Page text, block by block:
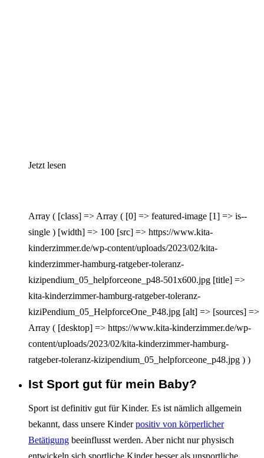
Jetzt lesen
Array ( [class] => Array ( [0] => featured-image [1] => is--
single ) [width] => 100 [src] => https://www.kita-
kinderzimmer.de/wp-content/uploads/2023/02/kita-
kinderzimmer-hamburg-ratgeber-toleranz-
kizipendium_05_helpforceone_p48-501x600.jpg [title] =>
kita-kinderzimmer-hamburg-ratgeber-toleranz-
kiziPendium_05_HelpforceOne_P48.jpg [alt] => [sources] =>
Array ( [desktop] => https://www.kita-kinderzimmer.de/wp-
content/uploads/2023/02/kita-kinderzimmer-hamburg-
ratgeber-toleranz-kizipendium_05_helpforceone_p48.jpg ) )
Interagieren
Ist Sport gut für mein Baby?
Sport ist definitiv gut für Kinder. Es ist nämlich allgemein
bekannt, dass unsere Kinderpositiv von körperlicher
Betätigung beeinflusst werden. Aber nicht nur physisch